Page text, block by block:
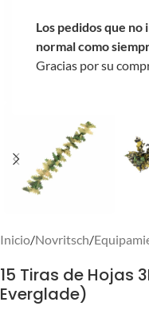
Los pedidos que
normal como
Gracias por su
Inicio/Novritsch/
15 Tiras de Hojas
Everglade)